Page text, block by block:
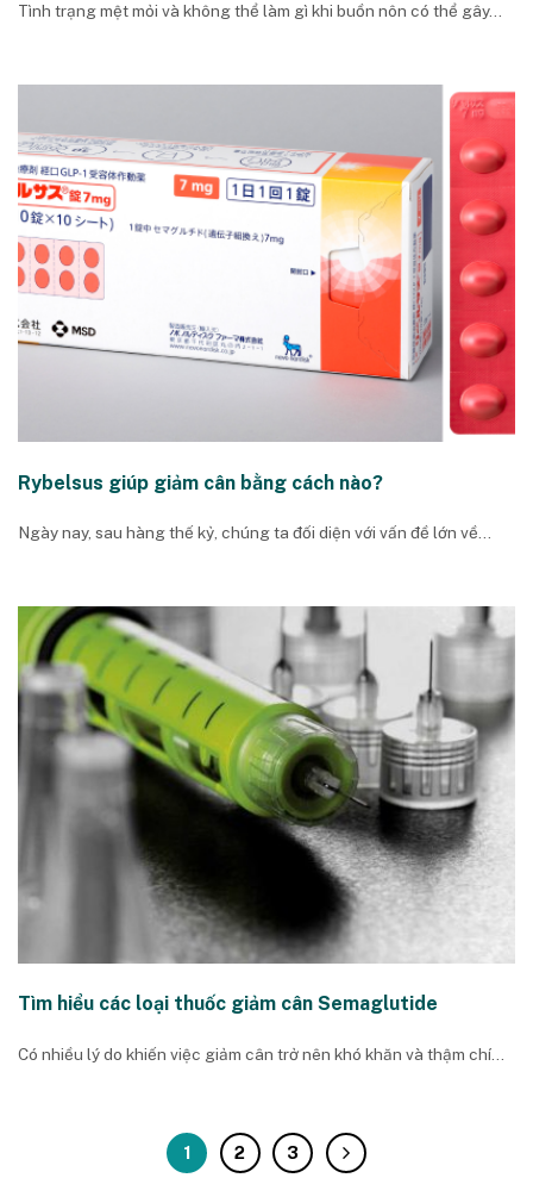
Tình trạng mệt mỏi và không thể làm gì khi buồn nôn có thể gây...
Rybelsus giúp giảm cân bằng cách nào?
Ngày nay, sau hàng thế kỷ, chúng ta đối diện với vấn đề lớn về...
Tìm hiểu các loại thuốc giảm cân Semaglutide
Có nhiều lý do khiến việc giảm cân trở nên khó khăn và thậm chí...
1 2 3